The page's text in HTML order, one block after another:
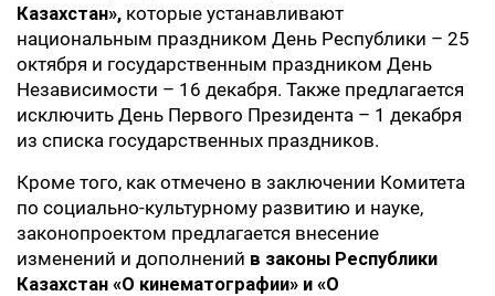
Казахстан», которые устанавливают
национальным праздником День Республики – 25
октября и государственным праздником День
Независимости – 16 декабря. Также предлагается
исключить День Первого Президента – 1 декабря
из списка государственных праздников.
Кроме того, как отмечено в заключении Комитета
по социально-культурному развитию и науке,
законопроектом предлагается внесение
изменений и дополнений в законы Республики
Казахстан «О кинематографии» и «О